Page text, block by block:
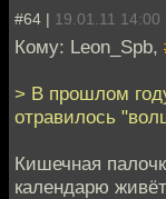
#64 | 19.01.11 14:00
Кому: Leon_Spb,
> В прошлом
отравилось
Кишечная
календарю